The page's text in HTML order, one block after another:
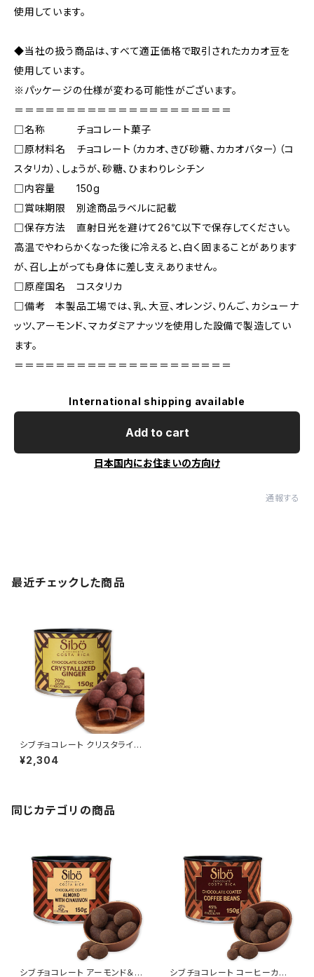
使用しています。
◆当社の扱う商品は、すべて適正価格で取引されたカカオ豆を
使用しています。
※パッケージの仕様が変わる可能性がございます。
＝＝＝＝＝＝＝＝＝＝＝＝＝＝＝＝＝＝＝＝＝
□名称 チョコレート菓子
□原材料名 チョコレート（カカオ、きび砂糖、カカオバター）（コ
スタリカ）、しょうが、砂糖、ひまわりレシチン
□内容量 150g
□賞味期限 別途商品ラベルに記載
□保存方法 直射日光を避けて26℃以下で保存してください。
高温でやわらかくなった後に冷えると、白く固まることがあります
が、召し上がっても身体に差し支えありません。
□原産国名 コスタリカ
□備考 本製品工場では、乳、大豆、オレンジ、りんご、カシューナ
ッツ、アーモンド、マカダミアナッツを使用した設備で製造してい
ます。
＝＝＝＝＝＝＝＝＝＝＝＝＝＝＝＝＝＝＝＝＝
International shipping available
Add to cart
日本国内にお住まいの方向け
通報する
最近チェックした商品
シブチョコレート クリスタライズ
ドジンジャー カバードチョコレ
ート カカオ 82% SibuChocol
¥2,304
同じカテゴリの商品
シブチョコレート アーモンド＆シ シブチョコレート コーヒーカバ